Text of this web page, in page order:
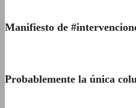
Manifiesto de
Probablemente la única